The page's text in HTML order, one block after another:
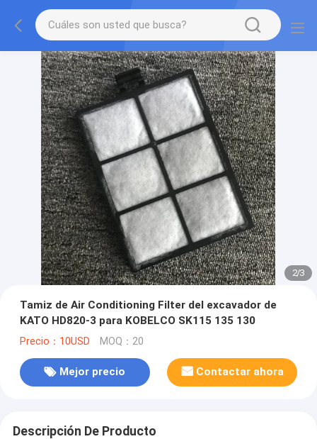
2/3
Tamiz de Air Conditioning Filter del excavador de
KATO HD820-3 para KOBELCO SK115 135 130
Precio：10USD MOQ：20
Mejor precio Contactar ahora
Descripción De Producto